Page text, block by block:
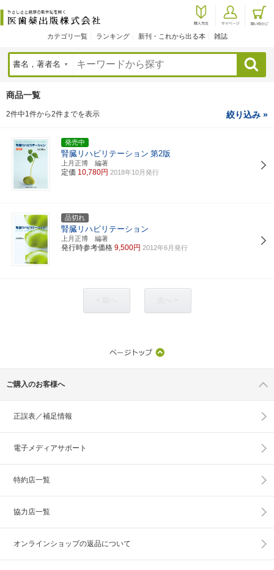
カテゴリ一覧 ランキング 新刊・これから出る本 雑誌
検索
商品一覧
2件中1件から2件までを表示 絞り込み »
発売中
腎臓リハビリテーション 第2版
上月正博 編著
定価 10,780円 2018年10月発行
品切れ
腎臓リハビリテーション
上月正博 編著
発行時参考価格 9,500円 2012年6月発行
ご購入のお客様へ
正誤表／補足情報
電子メディアサポート
特約店一覧
協力店一覧
オンラインショップの返品について